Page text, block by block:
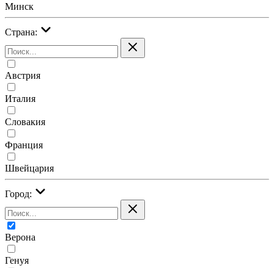
Минск
Страна:
Австрия
Италия
Словакия
Франция
Швейцария
Город:
Верона
Генуя